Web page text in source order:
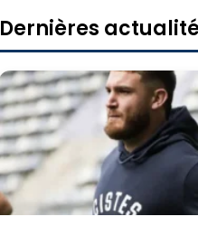
Dernières